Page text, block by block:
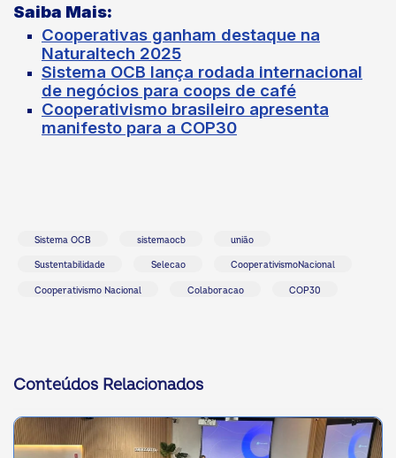
Saiba Mais:
Cooperativas ganham destaque na
Naturaltech 2025
Sistema OCB lança rodada internacional
de negócios para coops de café
Cooperativismo brasileiro apresenta
manifesto para a COP30
Sistema OCB sistemaocb união
Sustentabilidade Selecao CooperativismoNacional
Cooperativismo Nacional Colaboracao COP30
Conteúdos Relacionados